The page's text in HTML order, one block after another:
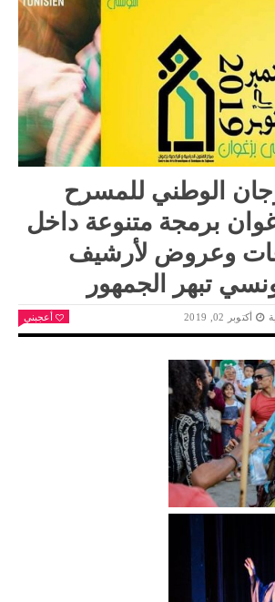
الوطني للمسرح
برمجة متنوعة داخل
وعروض لأرشيف
تبهر الجمهور
أكتوبر 02, 2019 أعجبني